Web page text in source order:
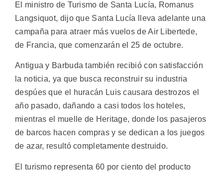
El ministro de Turismo de Santa Lucía, Romanus
Langsiquot, dijo que Santa Lucía lleva adelante una
campaña para atraer más vuelos de Air Libertede,
de Francia, que comenzarán el 25 de octubre.
Antigua y Barbuda también recibió con satisfacción
la noticia, ya que busca reconstruir su industria
despúes que el huracán Luis causara destrozos el
año pasado, dañando a casi todos los hoteles,
mientras el muelle de Heritage, donde los pasajeros
de barcos hacen compras y se dedican a los juegos
de azar, resultó completamente destruido.
El turismo representa 60 por ciento del producto